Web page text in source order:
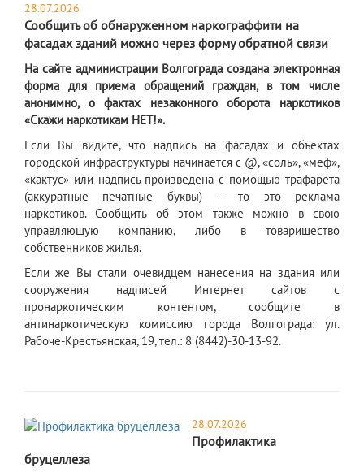
28.07.2026
Сообщить об обнаруженном наркограффити на
фасадах зданий можно через форму обратной связи
На сайте администрации Волгограда создана электронная
форма для приема обращений граждан, в том числе
анонимно, о фактах незаконного оборота наркотиков
«Скажи наркотикам НЕТ!».
Если Вы видите, что надпись на фасадах и объектах
городской инфраструктуры начинается с @, «соль», «меф»,
«кактус» или надпись произведена с помощью трафарета
(аккуратные печатные буквы) — то это реклама
наркотиков. Сообщить об этом также можно в свою
управляющую компанию, либо в товарищество
собственников жилья.
Если же Вы стали очевидцем нанесения на здания или
сооружения надписей Интернет сайтов с
пронаркотическим контентом, сообщите в
антинаркотическую комиссию города Волгограда: ул.
Рабоче-Крестьянская, 19, тел.: 8 (8442)-30-13-92.
28.07.2026
Профилактика
бруцеллеза